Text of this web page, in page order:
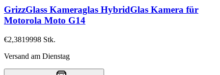
GrizzGlass Kameraglas HybridGlas Kamera für
Motorola Moto G14
€2,3819998 Stk.
Versand am Dienstag